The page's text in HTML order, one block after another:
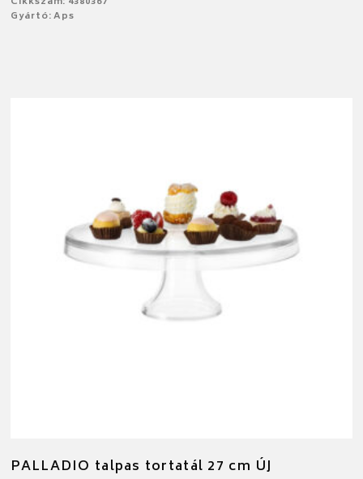
Gyártó: Aps
PALLADIO talpas tortatál 27 cm ÚJ